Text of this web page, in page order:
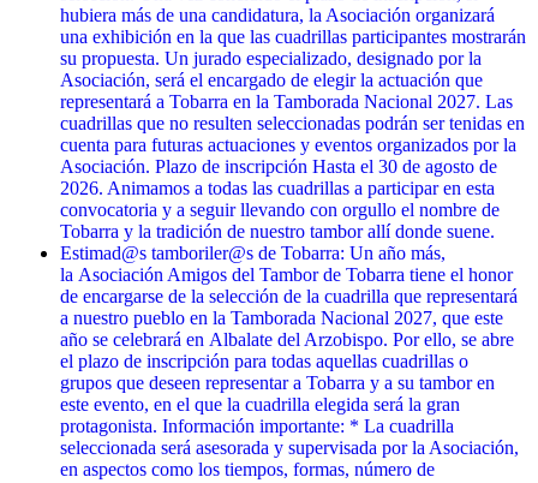
hubiera más de una candidatura, la Asociación organizará
una exhibición en la que las cuadrillas participantes mostrarán
su propuesta. Un jurado especializado, designado por la
Asociación, será el encargado de elegir la actuación que
representará a Tobarra en la Tamborada Nacional 2027. Las
cuadrillas que no resulten seleccionadas podrán ser tenidas en
cuenta para futuras actuaciones y eventos organizados por la
Asociación. Plazo de inscripción Hasta el 30 de agosto de
2026. Animamos a todas las cuadrillas a participar en esta
convocatoria y a seguir llevando con orgullo el nombre de
Tobarra y la tradición de nuestro tambor allí donde suene.
Estimad@s tamboriler@s de Tobarra: Un año más,
la Asociación Amigos del Tambor de Tobarra tiene el honor
de encargarse de la selección de la cuadrilla que representará
a nuestro pueblo en la Tamborada Nacional 2027, que este
año se celebrará en Albalate del Arzobispo. Por ello, se abre
el plazo de inscripción para todas aquellas cuadrillas o
grupos que deseen representar a Tobarra y a su tambor en
este evento, en el que la cuadrilla elegida será la gran
protagonista. Información importante: * La cuadrilla
seleccionada será asesorada y supervisada por la Asociación,
en aspectos como los tiempos, formas, número de